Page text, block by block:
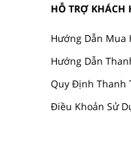
HỖ TRỢ KHÁCH
Hướng Dẫn Mua
Hướng Dẫn
Quy Định Thanh
Điều Khoản Sử